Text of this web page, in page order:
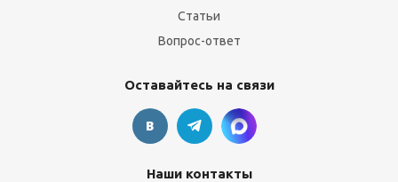
Статьи
Вопрос-ответ
Оставайтесь на связи
Наши контакты